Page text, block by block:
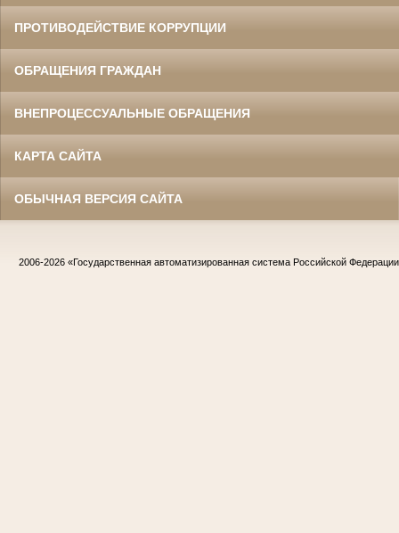
ПРОТИВОДЕЙСТВИЕ КОРРУПЦИИ
ОБРАЩЕНИЯ ГРАЖДАН
ВНЕПРОЦЕССУАЛЬНЫЕ ОБРАЩЕНИЯ
КАРТА САЙТА
ОБЫЧНАЯ ВЕРСИЯ САЙТА
2006-2026 «Государственная автоматизированная система Российской